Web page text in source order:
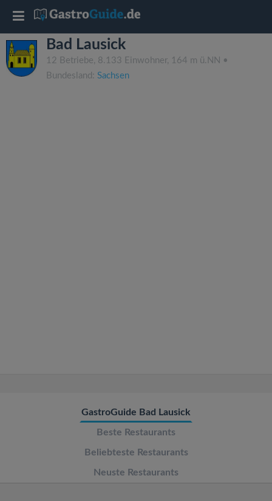
Bad Lausick
12 Betriebe, 8.133 Einwohner, 164 m ü.NN •
Bundesland: Sachsen
GastroGuide Bad Lausick
Beste Restaurants
Beliebteste Restaurants
Neuste Restaurants
T
o
g